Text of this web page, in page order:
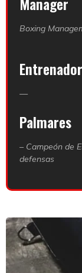
Boxing
Entrenador
—
Palmares
– Campeón de
defensas